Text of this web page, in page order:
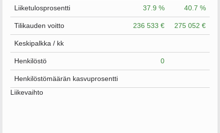
Liiketulosprosentti 37.9 % 40.7 %
Tilikauden voitto 236 533 € 275 052 €
Keskipalkka / kk
Henkilöstö 0
Henkilöstömäärän kasvuprosentti
Liikevaihto